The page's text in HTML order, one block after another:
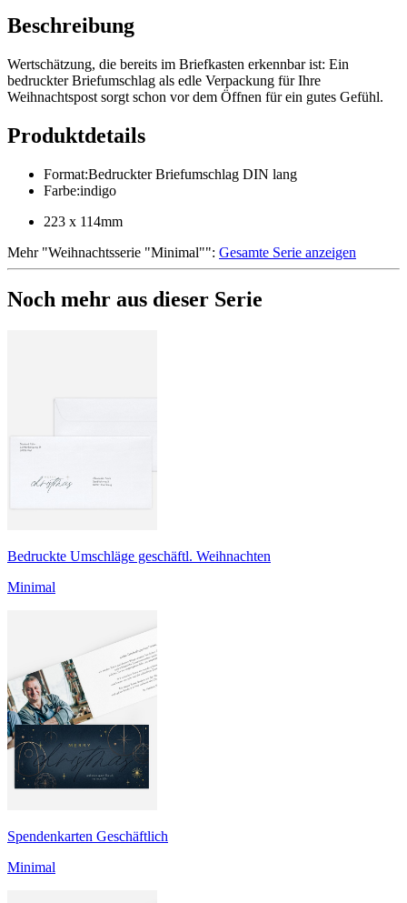
Beschreibung
Wertschätzung, die bereits im Briefkasten erkennbar ist: Ein
bedruckter Briefumschlag als edle Verpackung für Ihre
Weihnachtspost sorgt schon vor dem Öffnen für ein gutes Gefühl.
Produktdetails
Format:Bedruckter Briefumschlag DIN lang
Farbe:indigo
223 x 114mm
Mehr"Weihnachtsserie "Minimal"": Gesamte Serie anzeigen
Noch mehr aus dieser Serie
Bedruckte Umschläge geschäftl. Weihnachten
Minimal
Spendenkarten Geschäftlich
Minimal